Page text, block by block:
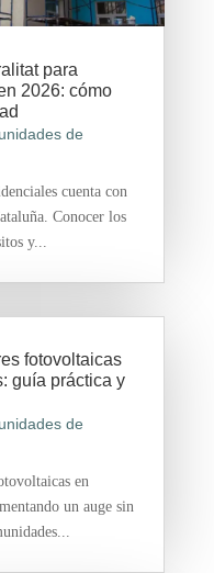
para
2026: cómo
de
cuenta con
Conocer los
y...
fotovoltaicas
guía práctica y
de
en
un auge sin